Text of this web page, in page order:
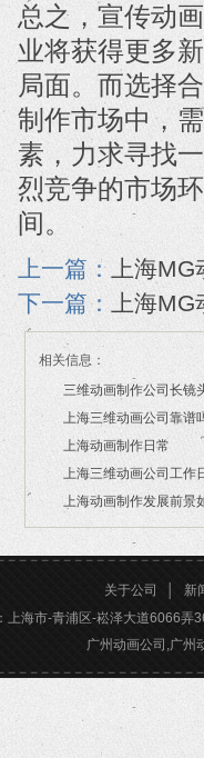
总之，宣传动
业将获得更多
局面。而选择
制作市场中，
素，力求寻找
烈竞争的市场
间。
上一篇：
上海
下一篇： 上海
相关信息：
三维动画制作公司长镜
2026/07/21
上海三维动画公司靠谱
2026/03/16
上海动画制作日常
2026/03/12
上海三维动画公司工作
2026/02/28
上海动画制作发展前景
2026/02/24
关于公司
新
上海市-青浦区-崧泽大道6066弄
广州动画公司,广州